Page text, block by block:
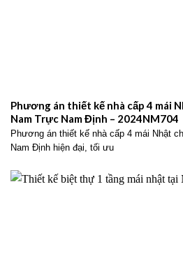
Phương án thiết kế nhà cấp 4 mái
Nam Trực Nam Định – 2024NM704
Phương án thiết kế nhà cấp 4 mái Nhật
Nam Định hiện đại, tối ưu